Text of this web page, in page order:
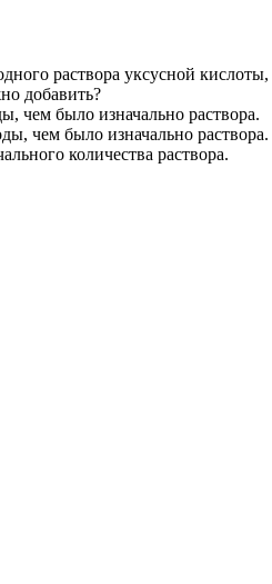
раствора уксусной
добавить?
чем было изначально раствора.
чем было изначально раствора.
количества раствора.